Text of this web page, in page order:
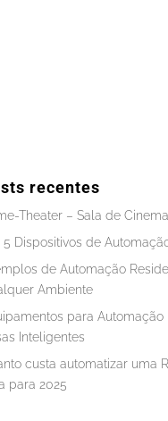
recentes
Theater – Sala de Cinema
5 Dispositivos de
de Automação
Ambiente
para Automação
Inteligentes
custa automatizar uma
para 2025